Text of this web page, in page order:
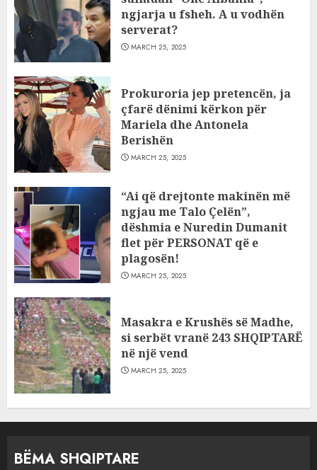
ngjarja u fsheh. A u vodhën
serverat?
MARCH 25, 2025
Prokuroria jep pretencën, ja
çfarë dënimi kërkon për
Mariela dhe Antonela
Berishën
MARCH 25, 2025
“Ai që drejtonte makinën më
ngjau me Talo Çelën”,
dëshmia e Nuredin Dumanit
flet për PERSONAT që e
plagosën!
MARCH 25, 2025
Masakra e Krushës së Madhe,
si serbët vranë 243 SHQIPTARË
në një vend
MARCH 25, 2025
BËMA SHQIPTARE